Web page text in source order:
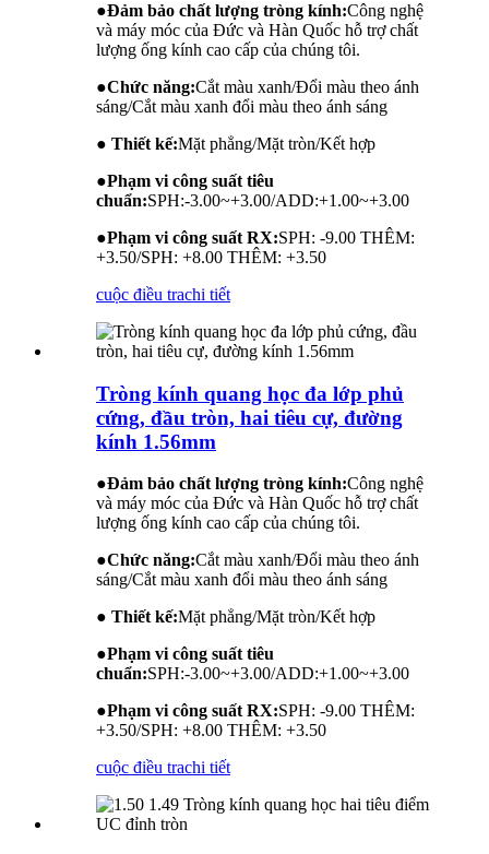
●Đảm bảo chất lượng tròng kính:Công nghệ
và máy móc của Đức và Hàn Quốc hỗ trợ chất
lượng ống kính cao cấp của chúng tôi.
●Chức năng:Cắt màu xanh/Đổi màu theo ánh
sáng/Cắt màu xanh đổi màu theo ánh sáng
● Thiết kế:Mặt phẳng/Mặt tròn/Kết hợp
●Phạm vi công suất tiêu
chuẩn:SPH:-3.00~+3.00/ADD:+1.00~+3.00
●Phạm vi công suất RX:SPH: -9.00 THÊM:
+3.50/SPH: +8.00 THÊM: +3.50
cuộc điều trachi tiết
Tròng kính quang học đa lớp phủ
cứng, đầu tròn, hai tiêu cự, đường
kính 1.56mm
●Đảm bảo chất lượng tròng kính:Công nghệ
và máy móc của Đức và Hàn Quốc hỗ trợ chất
lượng ống kính cao cấp của chúng tôi.
●Chức năng:Cắt màu xanh/Đổi màu theo ánh
sáng/Cắt màu xanh đổi màu theo ánh sáng
● Thiết kế:Mặt phẳng/Mặt tròn/Kết hợp
●Phạm vi công suất tiêu
chuẩn:SPH:-3.00~+3.00/ADD:+1.00~+3.00
●Phạm vi công suất RX:SPH: -9.00 THÊM:
+3.50/SPH: +8.00 THÊM: +3.50
cuộc điều trachi tiết